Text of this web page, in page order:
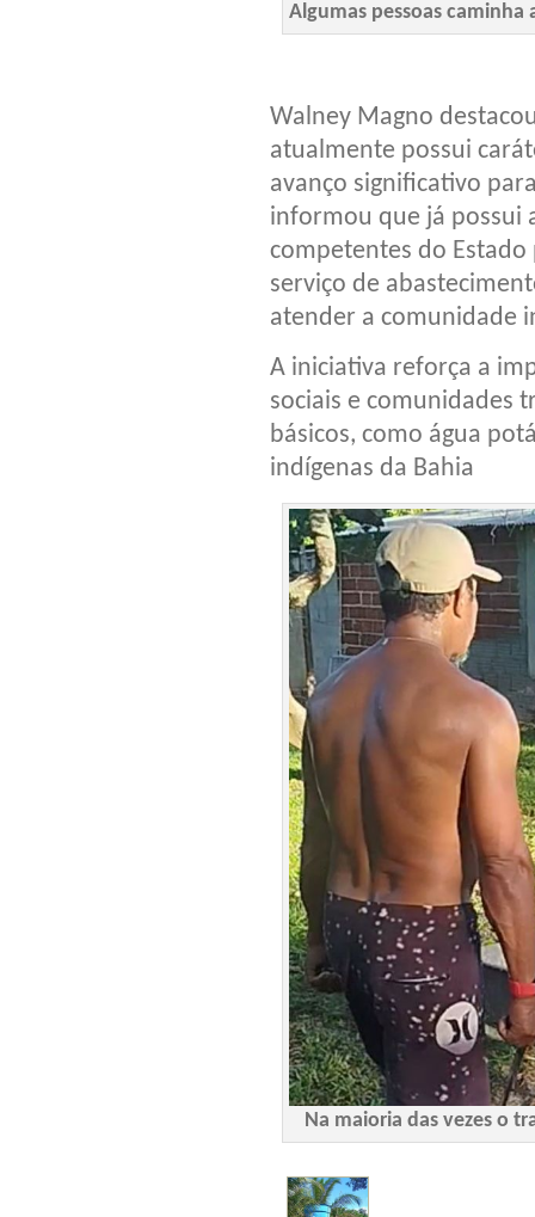
Algumas pessoas
Walney Magno
atualmente possui
avanço significativo
informou que já possui
competentes do
serviço de
atender a comunidade
A iniciativa reforça a
sociais e comunidades
básicos, como água
indígenas da Bahia
Na maioria das vezes o